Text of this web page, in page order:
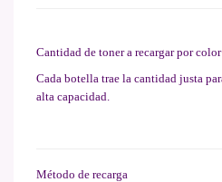
Cantidad de toner a recargar por color
Cada botella trae la cantidad justa
alta capacidad.
Método de recarga